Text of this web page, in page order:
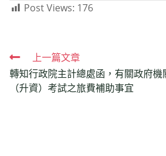
Post Views: 176
Read
more
articles
上一篇文章
轉知行政院主計總處函，有關政府
（升資）考試之旅費補助事宜